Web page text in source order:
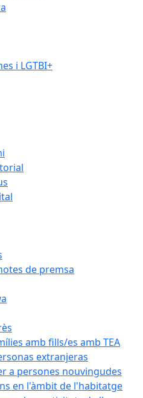
i LGTBI+
de premsa
amb fills/es amb TEA
extranjeras
a persones nouvingudes
en l'àmbit de l'habitatge